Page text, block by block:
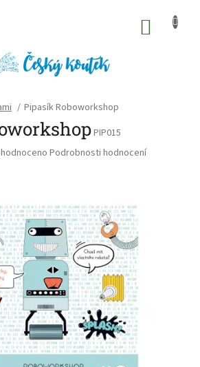
/ Pipasík Roboworkshop
PIP015
Podrobnosti hodnocení